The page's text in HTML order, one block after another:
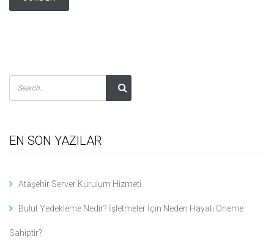
EN SON YAZILAR
Ataşehir Server Kurulum Hizmeti
Bulut Yedekleme Nedir? İşletmeler İçin Neden Hayati Öneme
Sahiptir?